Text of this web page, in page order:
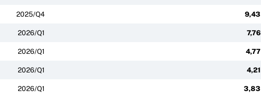
2025/Q4 9,43
2026/Q1 7,76
2026/Q1 4,77
2026/Q1 4,21
2026/Q1 3,83